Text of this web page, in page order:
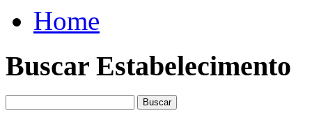
Home
Buscar Estabelecimento
Buscar